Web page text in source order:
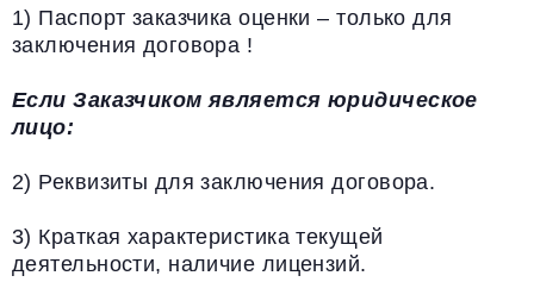
1) Паспорт заказчика оценки – только для
заключения договора !
Если Заказчиком является юридическое
лицо:
2) Реквизиты для заключения договора.
3) Краткая характеристика текущей
деятельности, наличие лицензий.